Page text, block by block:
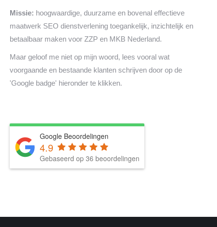
Missie: hoogwaardige, duurzame en bovenal effectieve
maatwerk SEO dienstverlening toegankelijk, inzichtelijk en
betaalbaar maken voor ZZP en MKB Nederland.
Maar geloof me niet op mijn woord, lees vooral wat
voorgaande en bestaande klanten schrijven door op de
'Google badge' hieronder te klikken.
Google Beoordelingen
4.9
Gebaseerd op 36 beoordelingen